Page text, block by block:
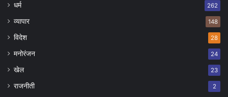
धर्म 262
व्यापार 148
विदेश 28
मनोरंजन 24
खेल 23
राजनीती 2